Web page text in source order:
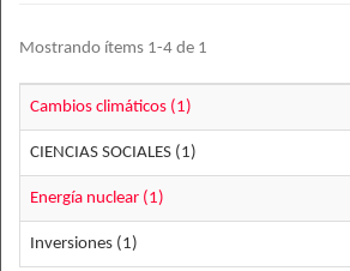
Mostrando ítems 1-4 de 1
Cambios climáticos (1)
CIENCIAS SOCIALES (1)
Energía nuclear (1)
Inversiones (1)